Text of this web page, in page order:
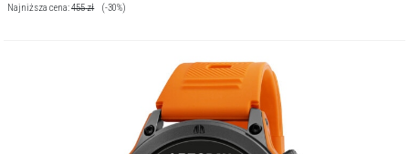
Najniższa cena:455zł (-30%)